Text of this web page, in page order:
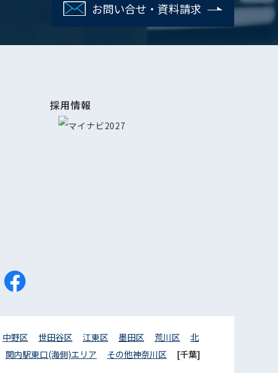
お問い合せ・資料請求
採用情報
中野区 世田谷区 江東区 墨田区 荒川区
北
関内駅東口(海側)エリア その他神奈川区
[千葉]